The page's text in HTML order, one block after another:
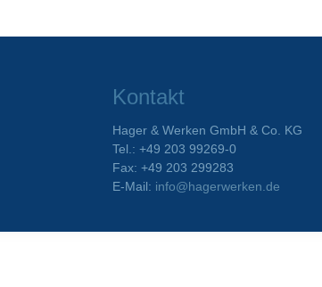
Kontakt
Hager & Werken GmbH & Co. KG
Tel.: +49 203 99269-0
Fax: +49 203 299283
E-Mail: info@hagerwerken.de